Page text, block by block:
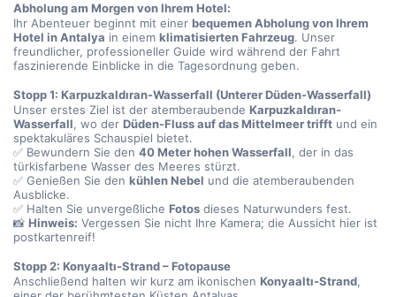
Abholung am Morgen von Ihrem Hotel:
Ihr Abenteuer beginnt mit einer bequemen Abholung von Ihrem
Hotel in Antalya in einem klimatisierten Fahrzeug. Unser
freundlicher, professioneller Guide wird während der Fahrt
faszinierende Einblicke in die Tagesordnung geben.
Stopp 1: Karpuzkaldıran-Wasserfall (Unterer Düden-Wasserfall)
Unser erstes Ziel ist der atemberaubende Karpuzkaldıran-
Wasserfall, wo der Düden-Fluss auf das Mittelmeer trifft und ein
spektakuläres Schauspiel bietet.
✅ Bewundern Sie den 40 Meter hohen Wasserfall, der in das
türkisfarbene Wasser des Meeres stürzt.
✅ Genießen Sie den kühlen Nebel und die atemberaubenden
Ausblicke.
✅ Halten Sie unvergeßliche Fotos dieses Naturwunders fest.
📸 Hinweis: Vergessen Sie nicht Ihre Kamera; die Aussicht hier ist
postkartenreif!
Stopp 2: Konyaaltı-Strand – Fotopause
Anschließend halten wir kurz am ikonischen Konyaaltı-Strand,